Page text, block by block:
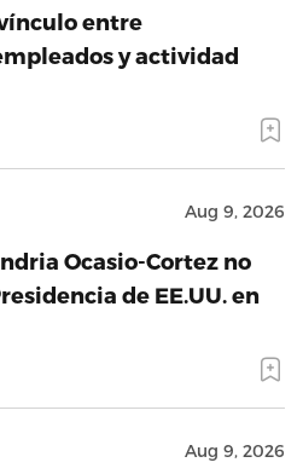
entre
y actividad
Aug 9, 2026
Ocasio-Cortez no
de EE.UU. en
Aug 9, 2026